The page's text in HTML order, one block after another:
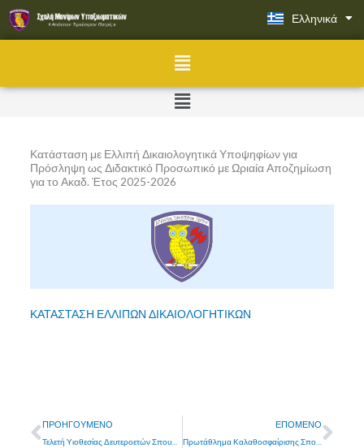
Μετάβαση
στο
περιεχόμενο
Ελληνικά
English
Menu
Menu
Κατάσταση με Ελλιπή Δικαιολογητικά Υποψηφίων για
Πρόσληψη ως Διδακτικό Προσωπικό με Ωριαία Αποζημίωση
για το Ακαδ. Έτος 2025-2026
ΚΑΤΑΣΤΑΣΗ ΕΛΛΙΠΩΝ ΔΙΚΑΙΟΛΟΓΗΤΙΚΩΝ
Prev
ΠΡΟΗΓΟΎΜΕΝΟ
Τελετή Υιοθεσίας Δευτεροετών Σπουδαστών Τάξης 2026
ΕΠΌΜΕΝΟ
Πρωτάθλημα Καλαθοσφαίρισης Σπουδαστριών Στρατιωτικών Σχολών των ΕΔ και ΣΑ